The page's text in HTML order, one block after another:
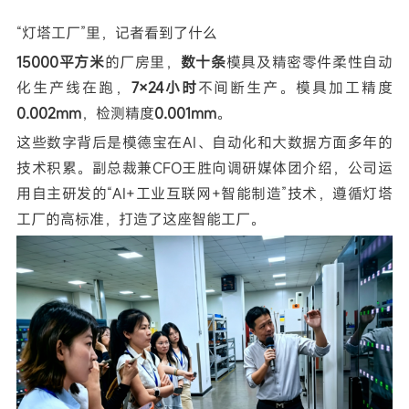
“灯塔工厂”里，记者看到了什么
15000平方米的厂房里， 数十条模具及精密零件柔性自动
化生产线在跑 ， 7×24小时不间断生产 。模具加工精度
0.002mm，检测精度0.001mm。
这些数字背后是模德宝在AI、自动化和大数据方面多年的
技术积累。副总裁兼CFO王胜向调研媒体团介绍，公司运
用自主研发的“AI+工业互联网+智能制造”技术，遵循灯塔
工厂的高标准，打造了这座智能工厂。